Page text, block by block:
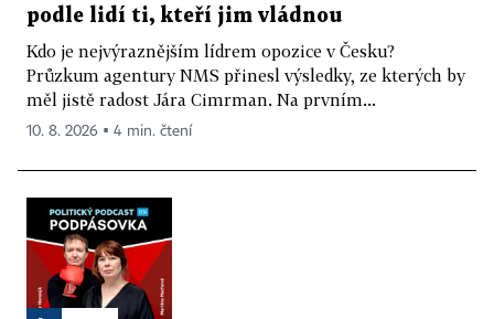
podle lidí ti, kteří jim vládnou
Kdo je nejvýraznějším lídrem opozice v Česku?
Průzkum agentury NMS přinesl výsledky, ze kterých by
měl jistě radost Jára Cimrman. Na prvním...
10. 8. 2026 ▪ 4 min. čtení